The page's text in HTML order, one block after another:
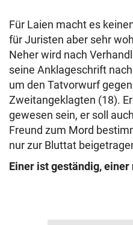
Für Laien macht es
für Juristen aber sehr
Neher wird nach
seine Anklageschrift
um den Tatvorwurf
Zweitangeklagten (18).
gewesen sein, er soll
Freund zum Mord
nur zur Bluttat
Einer ist geständig, einer